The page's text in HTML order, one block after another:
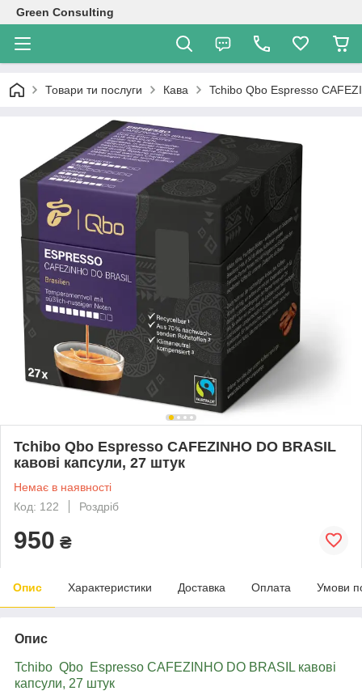
Green Consulting
Товари ти послуги Кава Tchibo Qbo Espresso
Tchibo Qbo Espresso CAFEZINHO DO BRASIL
кавові капсули, 27 штук
Немає в наявності
Код: 122
Роздріб
950 ₴
Опис Характеристики Доставка Оплата Умови
Опис
Tchibo Qbo Espresso CAFEZINHO DO BRASIL кавові
капсули, 27 штук